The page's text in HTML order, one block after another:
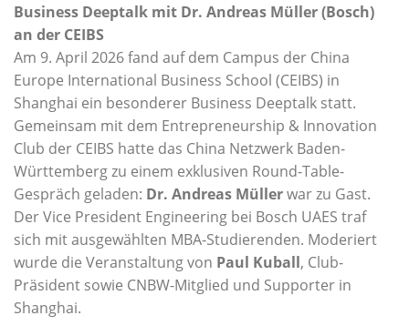
Business Deeptalk mit Dr. Andreas Müller (Bosch)
an der CEIBS
Am 9. April 2026 fand auf dem Campus der China
Europe International Business School (CEIBS) in
Shanghai ein besonderer Business Deeptalk statt.
Gemeinsam mit dem Entrepreneurship & Innovation
Club der CEIBS hatte das China Netzwerk Baden-
Württemberg zu einem exklusiven Round-Table-
Gespräch geladen: Dr. Andreas Müllerwar zu Gast.
Der Vice President Engineering bei Bosch UAES traf
sich mit ausgewählten MBA-Studierenden. Moderiert
wurde die Veranstaltung von Paul Kuball, Club-
Präsident sowie CNBW-Mitglied und Supporter in
Shanghai.